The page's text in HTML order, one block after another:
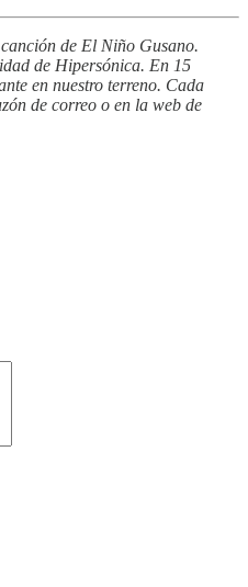
de El Niño Gusano.
de Hipersónica. En 15
en nuestro terreno. Cada
de correo o en la web de